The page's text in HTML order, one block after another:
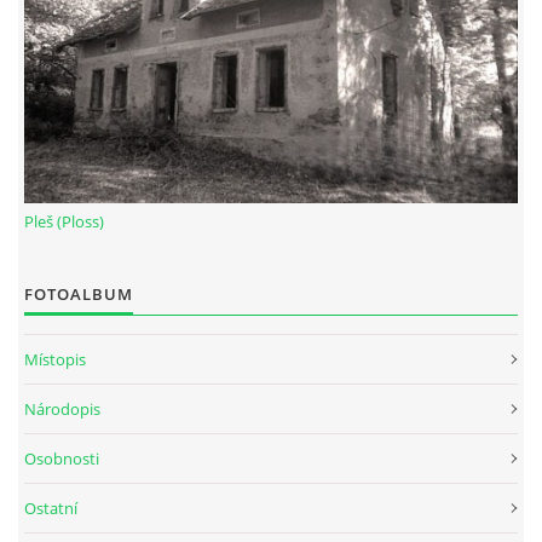
Pleš (Ploss)
FOTOALBUM
Místopis
Národopis
Osobnosti
Ostatní